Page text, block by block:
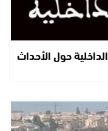
حول الأحداث